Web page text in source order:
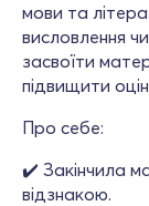
мови та
висловлення
засвоїти
підвищити
Про себе:
✔️ Закінчила
відзнакою.